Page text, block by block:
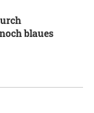
blaues